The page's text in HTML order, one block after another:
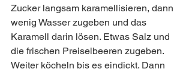
Zucker langsam karamellisieren, dann
wenig Wasser zugeben und das
Karamell darin lösen. Etwas Salz und
die frischen Preiselbeeren zugeben.
Weiter köcheln bis es eindickt. Dann